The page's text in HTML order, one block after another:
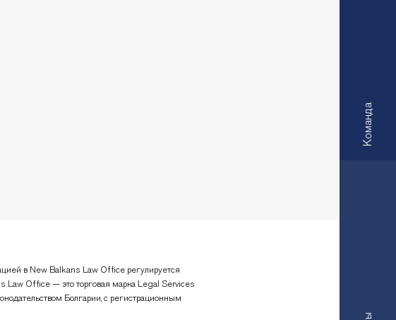
Kоманда
в New Balkans Law Office регулируется
Law Office — это торговая марка Legal Services
Болгарии, с регистрационным